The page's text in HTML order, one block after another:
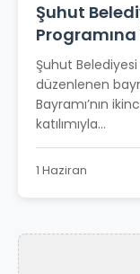
Şuhut
Programına
Şuhut
düzenlenen
Bayramı’nın
katılımıyla...
1 Haziran